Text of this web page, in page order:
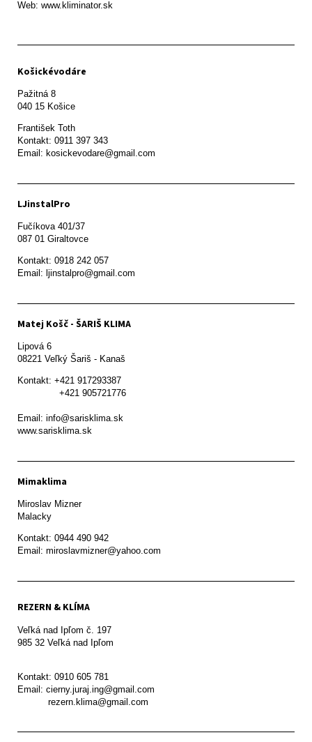
Web: www.kliminator.sk
Košickévodáre
Pažitná 8
František Toth
Kontakt: 0911 397 343
Email: kosickevodare@gmail.com
LJinstalPro
Fučíkova 401/37
087 01 Giraltovce
Kontakt: 0918 242 057
Email: ljinstalpro@gmail.com
Matej Košč - ŠARIŠ KLIMA
Lipová 6
08221 Veľký Šariš - Kanaš
Kontakt: +421 917293387
Email: info@sarisklima.sk
www.sarisklima.sk
Mimaklima
Miroslav Mizner
Malacky
Kontakt: 0944 490 942
REZERN & KLÍMA
Veľká nad Ipľom č. 197
985 32 Veľká nad Ipľom
Kontakt: 0910 605 781
Email: cierny.juraj.ing@gmail.com
           rezern.klima@gmail.com